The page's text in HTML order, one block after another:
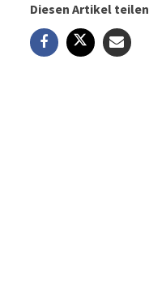
Diesen Artikel teilen